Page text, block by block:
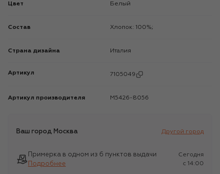
Цвет Белый
Состав Хлопок: 100%;
Страна дизайна Италия
Артикул 7105049
Артикул производителя M5426-8056
Ваш город Москва Другой город
Примерка в одном из 6 пунктов выдачи
Подробнее
Сегодня
c 14:00